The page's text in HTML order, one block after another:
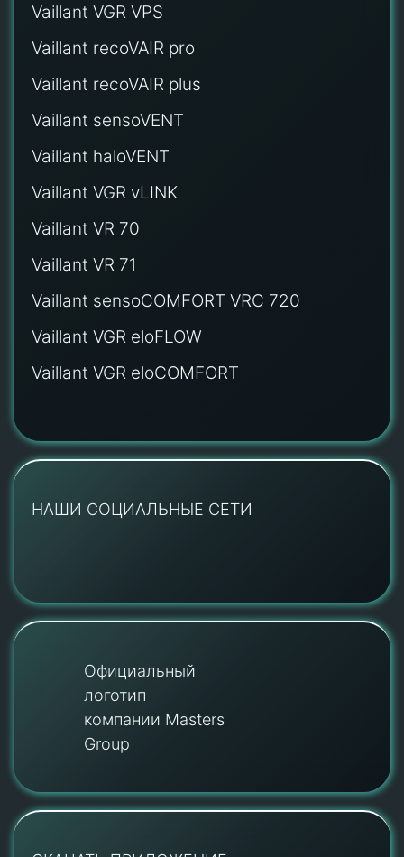
Vaillant VGR VPS
Vaillant recoVAIR pro
Vaillant recoVAIR plus
Vaillant sensoVENT
Vaillant haloVENT
Vaillant VGR vLINK
Vaillant VR 70
Vaillant VR 71
Vaillant sensoCOMFORT VRC 720
Vaillant VGR eloFLOW
Vaillant VGR eloCOMFORT
НАШИ СОЦИАЛЬНЫЕ СЕТИ
Официальный
логотип
компании Masters
Group